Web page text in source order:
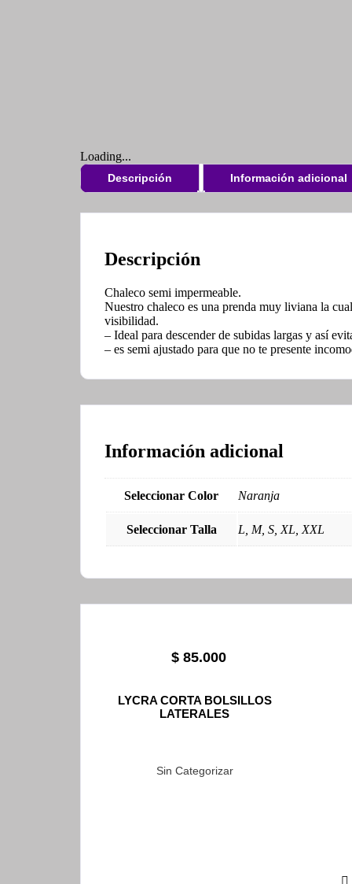
Loading...
Descripción Información adicional
Descripción
Chaleco semi impermeable.
Nuestro chaleco es una prenda muy liviana la
visibilidad.
– Ideal para descender de subidas largas y así
– es semi ajustado para que no te presente
Información adicional
Seleccionar Color Naranja
Seleccionar Talla L, M, S, XL, XXL
$85.000
LYCRA CORTA BOLSILLOS
LATERALES
Sin Categorizar